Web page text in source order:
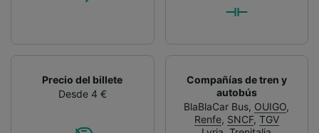
Precio del billete
Desde 4 €
Compañías de tren y
autobús
BlaBlaCar Bus, OUIGO,
Renfe, SNCF, TGV